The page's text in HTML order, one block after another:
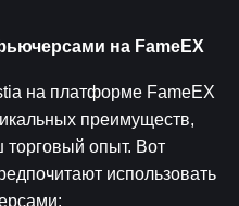
на FameEX
на платформе FameEX
преимуществ,
торговый опыт. Вот
использовать